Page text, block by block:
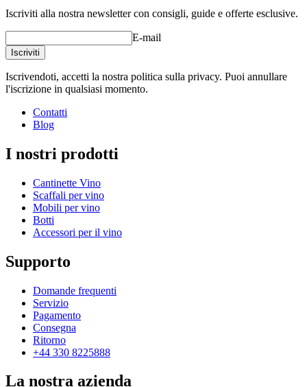
Iscriviti alla nostra newsletter con consigli, guide e offerte esclusive.
E-mail
Iscriviti
Iscrivendoti, accetti la nostra politica sulla privacy. Puoi annullare
l'iscrizione in qualsiasi momento.
Contatti
Blog
I nostri prodotti
Cantinette Vino
Scaffali per vino
Mobili per vino
Botti
Accessori per il vino
Supporto
Domande frequenti
Servizio
Pagamento
Consegna
Ritorno
+44 330 8225888
La nostra azienda